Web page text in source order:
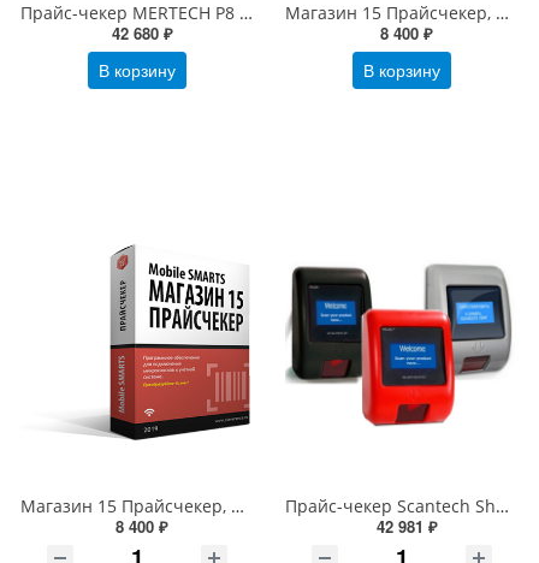
Прайс-чекер MERTECH P8 (8", Android 11, 2хUSB, LAN, Wi-Fi, Bluetooth, PoE)
42 680 ₽
В корзину
Магазин 15 Прайсчекер, Полный на 1 год (PC15C-1C8-1Y)
8 400 ₽
В корзину
Магазин 15 Прайсчекер, Полный на 1 год (PC15C-1C8-1Y)
8 400 ₽
Прайс-чекер Scantech Shuttle SG-15 (лазерный ШК считыватель,Radio Frequent 802.11b WiFi , черный/серебристый)
42 981 ₽